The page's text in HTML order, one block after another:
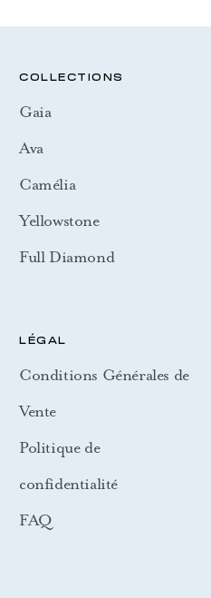
COLLECTIONS
Gaia
Ava
Camélia
Yellowstone
Full Diamond
LÉGAL
Conditions Générales de
Vente
Politique de
confidentialité
FAQ